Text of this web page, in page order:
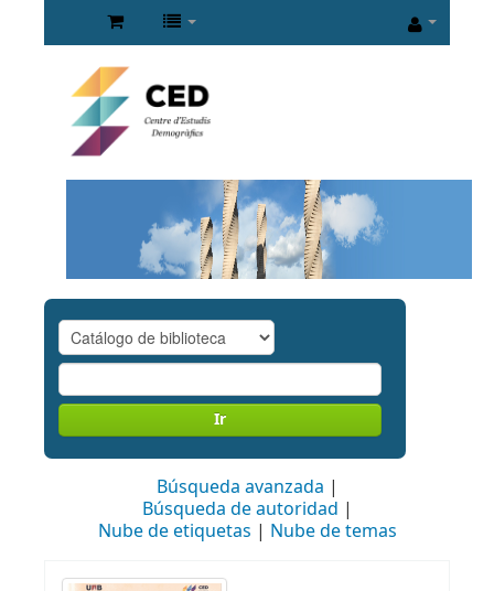
Ir
Búsqueda avanzada
Búsqueda de autoridad
Nube de etiquetas
Nube de temas